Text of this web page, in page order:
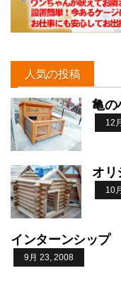
人気の投稿
亀の
12
オリ
10
インターンシップ
9月 23, 2008